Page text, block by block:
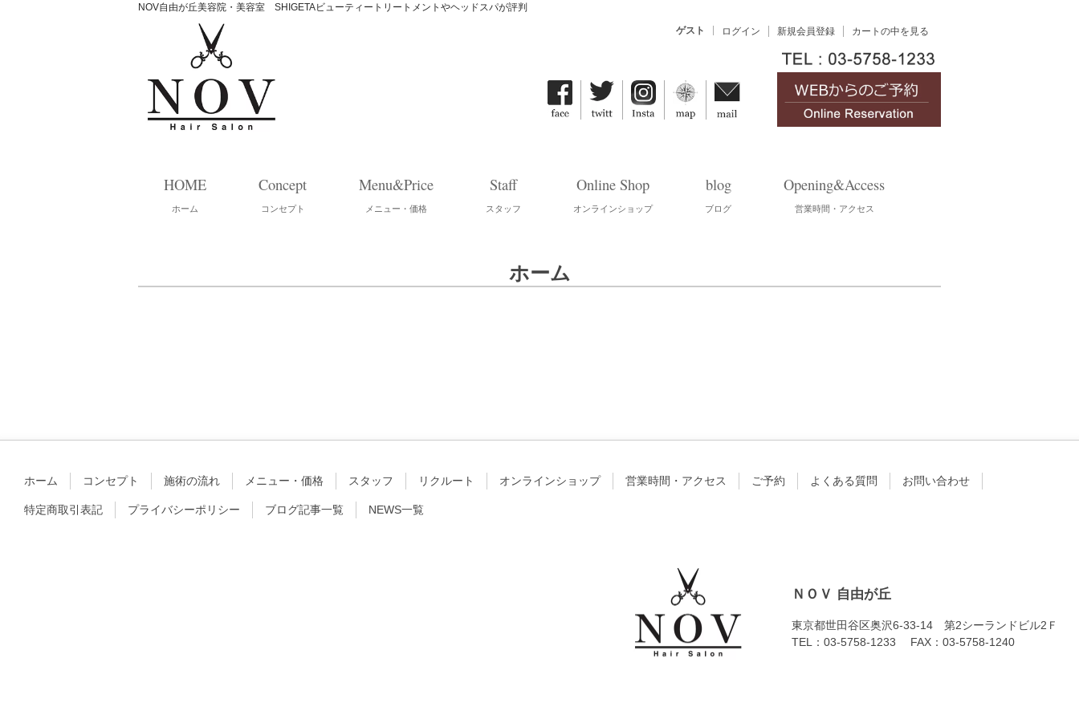
NOV自由が丘美容院・美容室 SHIGETAビューティートリートメントやヘッドスパが評判
ゲスト ログイン 新規会員登録 カートの中を見る
HOME
ホーム
Concept
コンセプト
Menu&Price
メニュー・価格
Staff
スタッフ
Online Shop
オンラインショップ
blog
ブログ
Opening&Access
営業時間・アクセス
ホーム
ホーム コンセプト 施術の流れ メニュー・価格 スタッフ リクルート オンラインショップ 営業時間・アクセス ご予約 よくある質問 お問い合わせ
特定商取引表記 プライバシーポリシー ブログ記事一覧 NEWS一覧
ＮＯＶ 自由が丘
東京都世田谷区奥沢6-33-14 第2シーランドビル2Ｆ
TEL：03-5758-1233 FAX：03-5758-1240